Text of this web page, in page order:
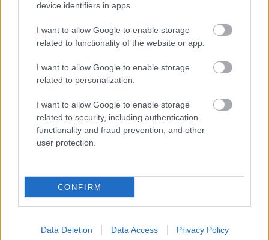
device identifiers in apps.
I want to allow Google to enable storage
related to functionality of the website or app.
I want to allow Google to enable storage
related to personalization.
I want to allow Google to enable storage
related to security, including authentication
functionality and fraud prevention, and other
user protection.
CONFIRM
Data Deletion Data Access Privacy Policy
legfrissebb információkkal és exkluzív tartalmakkal hétről hétre
postaládájába érkezik!
A SZOL24 legfrissebb 24 cikke
Egy telefonhívást akart, végül rendőrök vitték el a mezőtúri
munkáltatói jogaikat
Sok volt az igazolatlan hiányzás, Pócs János fizetéslevonást